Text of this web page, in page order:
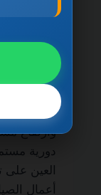
الحياة من
إليها
التجارية،
وارتفاع
دورية
العين
أعمال